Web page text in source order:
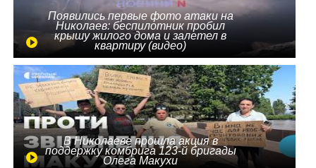
Появились первые фото атаки на
Николаев: беспилотник пробил
крышу жилого дома и залетел в
квартиру (видео)
В Николаеве прошла акция в
поддержку комбрига 123-й бригады
Олега Макухи